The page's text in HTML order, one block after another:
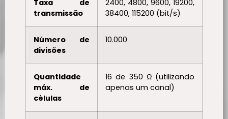
Taxa de
transmissão
2400, 4800, 9600, 19200,
38400, 115200 (bit/s)
Número de
divisões
10.000
Quantidade
máx. de
células
16 de 350 Ω (utilizando
apenas um canal)